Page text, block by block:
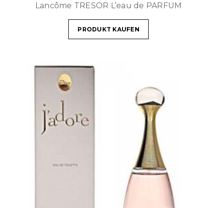
Lancôme TRESOR L’eau de PARFUM
PRODUKT KAUFEN